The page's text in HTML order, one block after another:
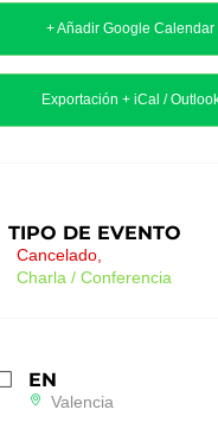
+ Añadir Google Calendar
Exportación + iCal /
TIPO DE EVENTO
Cancelado,
Charla / Conferencia
EN
Valencia